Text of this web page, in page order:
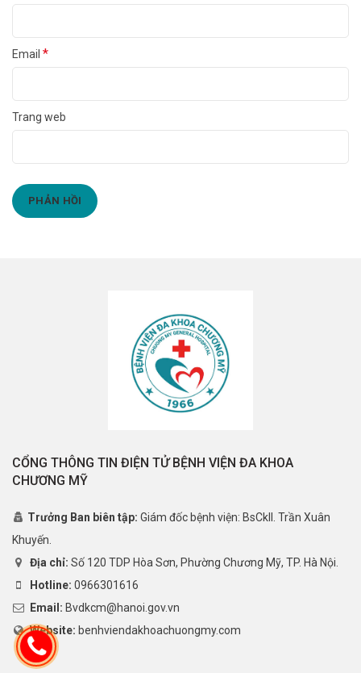
Email *
Trang web
CỔNG THÔNG TIN ĐIỆN TỬ BỆNH VIỆN ĐA KHOA
CHƯƠNG MỸ
Trưởng Ban biên tập: Giám đốc bệnh viện: BsCkII. Trần Xuân
Khuyến.
Địa chỉ: Số 120 TDP Hòa Sơn, Phường Chương Mỹ, TP. Hà Nội.
Hotline: 0966301616
Email: Bvdkcm@hanoi.gov.vn
Website: benhviendakhoachuongmy.com